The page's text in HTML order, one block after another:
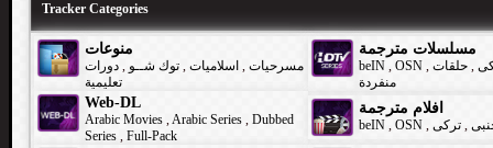
Tracker Categories
منوعات
مسرحيات , اسلاميات , توك شــو , دورات
تعليمية
مسلسلات مترجمة
beIN , OSN , , حلقات
منفردة
Web-DL
Arabic Movies ,Arabic Series , Dubbed
Series , Full-Pack
افلام مترجمة
beIN , OSN , , تركى